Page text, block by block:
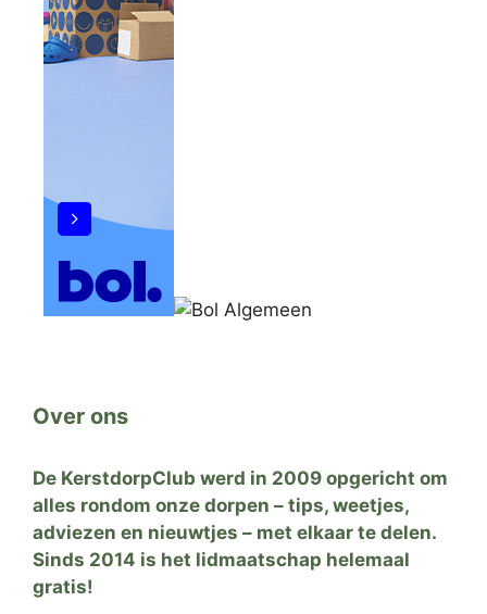
Over ons
De KerstdorpClub werd in 2009 opgericht om
alles rondom onze dorpen – tips, weetjes,
adviezen en nieuwtjes – met elkaar te delen.
Sinds 2014 is het lidmaatschap helemaal
gratis!